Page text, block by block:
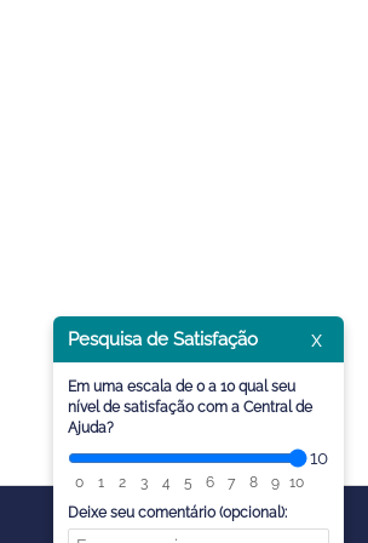
Pesquisa de Satisfação x
Em uma escala de 0 a 10 qual seu
nível de satisfação com a Central de
Ajuda?
10
0 1 2 3 4 5 6 7 8 9
10
Deixe seu comentário (opcional):